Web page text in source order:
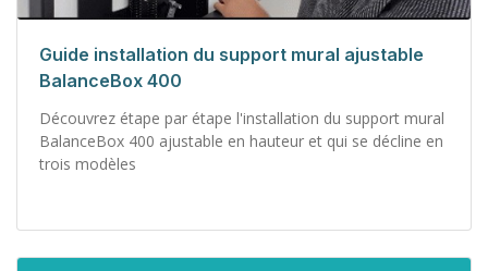
Guide installation du support mural ajustable
BalanceBox 400
Découvrez étape par étape l'installation du support mural
BalanceBox 400 ajustable en hauteur et qui se décline en
trois modèles